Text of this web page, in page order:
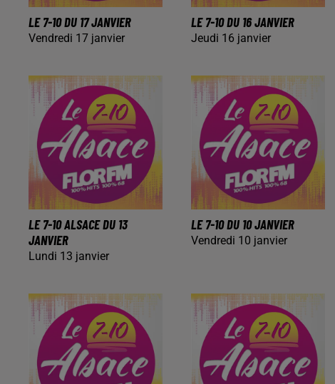
LE 7-10 DU 17 JANVIER
Vendredi 17 janvier
LE 7-10 DU 16 JANVIER
Jeudi 16 janvier
LE 7-10 ALSACE DU 13
JANVIER
Lundi 13 janvier
LE 7-10 DU 10 JANVIER
Vendredi 10 janvier